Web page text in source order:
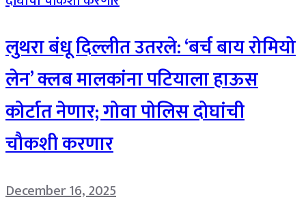
लुथरा बंधू दिल्लीत उतरले: ‘बर्च बाय रोमियो
लेन’ क्लब मालकांना पटियाला हाऊस
कोर्टात नेणार; गोवा पोलिस दोघांची
चौकशी करणार
December 16, 2025